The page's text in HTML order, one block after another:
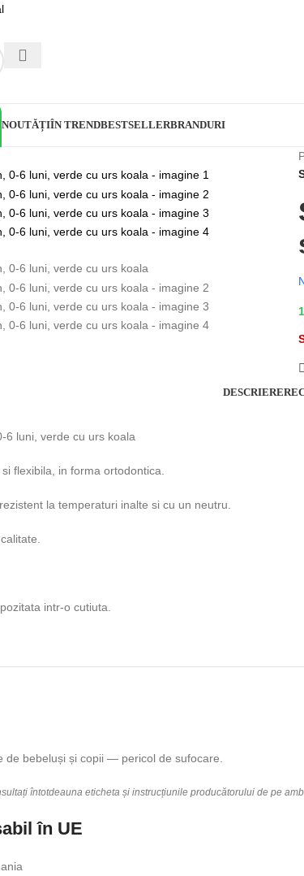
NOUTĂȚIÎN TRENDBESTSELLERBRANDURI
DESCRIERE
6 luni, verde cu urs koala
flexibila, in forma ortodontica.
la temperaturi inalte si cu un neutru.
intr-o cutiuta.
bebeluși și copii — pericol de sufocare.
întotdeauna eticheta și instrucțiunile producătorului de pe
în UE